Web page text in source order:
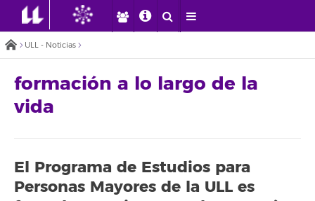
ULL - Noticias
formación a lo largo de la
vida
El Programa de Estudios para
Personas Mayores de la ULL es